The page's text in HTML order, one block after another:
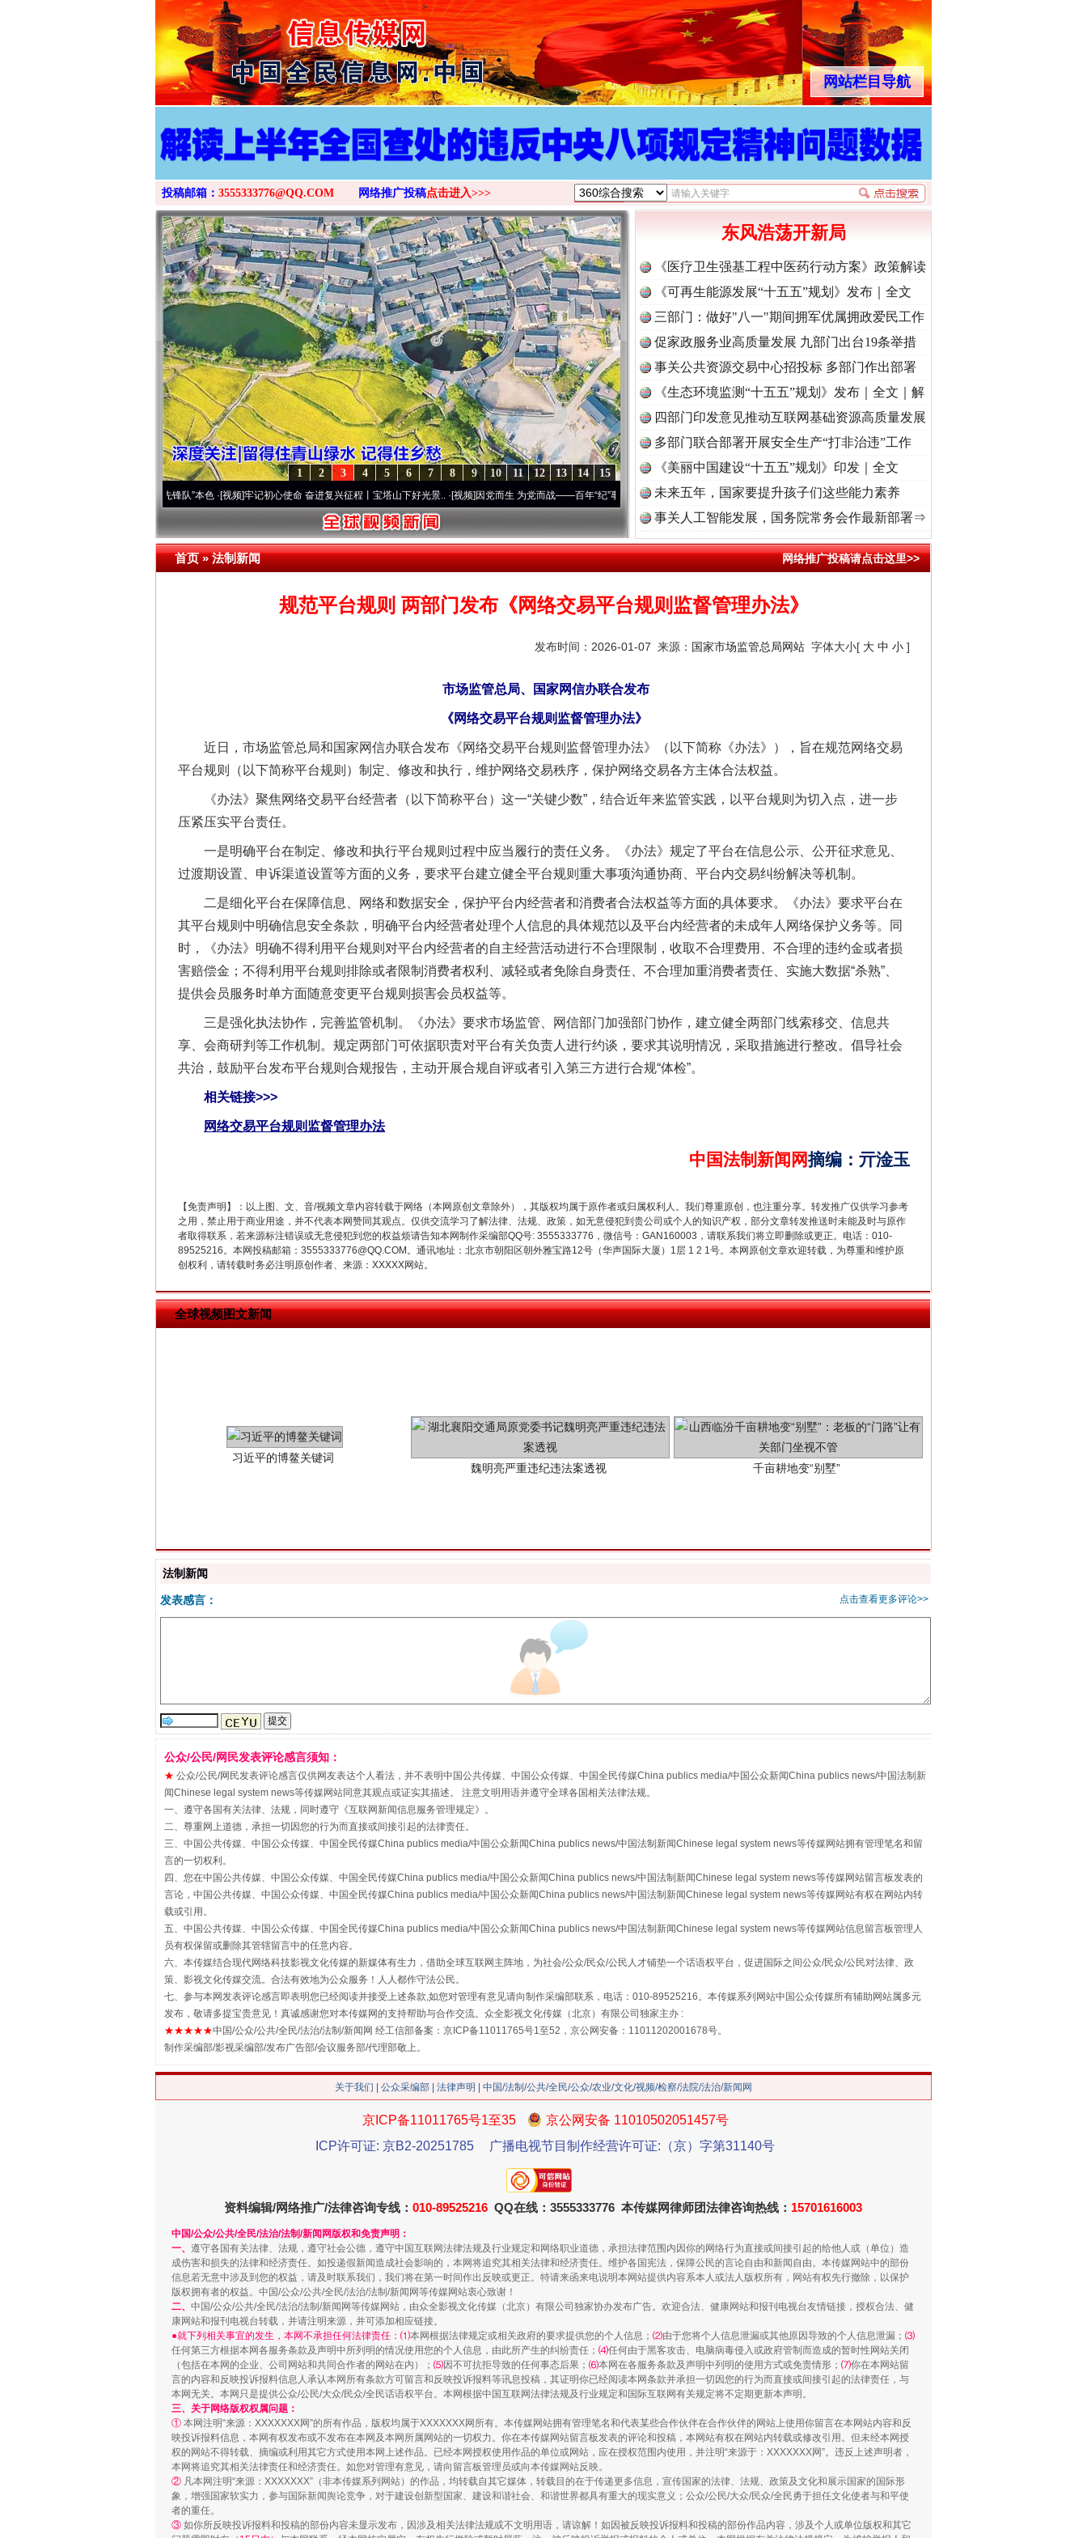
>
网站栏目导航
投稿邮箱： 3555333776@QQ.COM 网络推广投稿点击进入>>>
15
14
13
12
11
10
9
8
7
6
5
4
3
2
1
永葆“两个先锋队”本色·[视频]牢记初心使命 奋进复兴征程丨宝塔山下好光景..·[视频]因党而生 为党而战——百年“纪”事⑧加强纪律.. ·[视频]牢记初心使命 奋进复兴征程丨“转折之城”激荡..·[视频]牢记初心使命 奋进复兴征程丨红船起航处 潮
东风浩荡开新局
《医疗卫生强基工程中医药行动方案》政策解读
《可再生能源发展“十五五”规划》发布｜全文
三部门：做好"八一"期间拥军优属拥政爱民工作
促家政服务业高质量发展 九部门出台19条举措
事关公共资源交易中心招投标 多部门作出部署
《生态环境监测“十五五”规划》发布｜全文｜解
读
四部门印发意见推动互联网基础资源高质量发展
多部门联合部署开展安全生产“打非治违”工作
《美丽中国建设“十五五”规划》印发｜全文
未来五年，国家要提升孩子们这些能力素养
事关人工智能发展，国务院常务会作最新部署⇒
首页»法制新闻 网络推广投稿请点击这里>>
规范平台规则 两部门发布《网络交易平台规则监督管理办法》
发布时间：2026-01-07 来源： 国家市场监管总局网站 字体大小[ 大 中 小 ]
市场监管总局、国家网信办联合发布
《网络交易平台规则监督管理办法》
近日，市场监管总局和国家网信办联合发布《网络交易平台规则监督管理办法》（以下简称《办法》），旨在规范网络交易
平台规则（以下简称平台规则）制定、修改和执行，维护网络交易秩序，保护网络交易各方主体合法权益。
《办法》聚焦网络交易平台经营者（以下简称平台）这一“关键少数”，结合近年来监管实践，以平台规则为切入点，进一步
压紧压实平台责任。
一是明确平台在制定、修改和执行平台规则过程中应当履行的责任义务。《办法》规定了平台在信息公示、公开征求意见、
过渡期设置、申诉渠道设置等方面的义务，要求平台建立健全平台规则重大事项沟通协商、平台内交易纠纷解决等机制。
二是细化平台在保障信息、网络和数据安全，保护平台内经营者和消费者合法权益等方面的具体要求。《办法》要求平台在
其平台规则中明确信息安全条款，明确平台内经营者处理个人信息的具体规范以及平台内经营者的未成年人网络保护义务等。同
时，《办法》明确不得利用平台规则对平台内经营者的自主经营活动进行不合理限制，收取不合理费用、不合理的违约金或者损
害赔偿金；不得利用平台规则排除或者限制消费者权利、减轻或者免除自身责任、不合理加重消费者责任、实施大数据“杀熟”、
提供会员服务时单方面随意变更平台规则损害会员权益等。
三是强化执法协作，完善监管机制。《办法》要求市场监管、网信部门加强部门协作，建立健全两部门线索移交、信息共
享、会商研判等工作机制。规定两部门可依据职责对平台有关负责人进行约谈，要求其说明情况，采取措施进行整改。倡导社会
共治，鼓励平台发布平台规则合规报告，主动开展合规自评或者引入第三方进行合规“体检”。
相关链接>>>
网络交易平台规则监督管理办法
中国法制新闻网摘编 ： 亓淦玉
【免责声明】：以上图、文、音/视频文章内容转载于网络（本网原创文章除外），其版权均属于原作者或归属权利人。我们尊重原创，也注重分享。转发推广仅供学习参考
之用，禁止用于商业用途，并不代表本网赞同其观点。仅供交流学习了解法律、法规、政策，如无意侵犯到贵公司或个人的知识产权，部分文章转发推送时未能及时与原作
者取得联系，若来源标注错误或无意侵犯到您的权益烦请告知本网制作采编部QQ号: 3555333776，微信号：GAN160003，请联系我们将立即删除或更正。电话：010-
89525216。本网投稿邮箱：3555333776@QQ.COM。通讯地址：北京市朝阳区朝外雅宝路12号（华声国际大厦）1层 1 2 1号。本网原创文章欢迎转载，为尊重和维护原
创权利，请转载时务必注明原创作者、来源：XXXXX网站。
全球视频图文新闻
网上购药对药下症？
茶叶“炒上天”
“神药”背后的真相
这是一记警钟！ 谢谢有你温暖了四季 法官巧妙执行解纠纷
新中国诞生的见证
揭批美国五大"原罪"
解纷+调解+退费，一次搞定
珠宝鉴定乱象
站台名比不上好声名
走近一线检察官
“谁都不怕”的他落马了
漫山遍野的桃花与雪山、麦地、白藏房 除了知识还要"留白" 用生命托举生命
法制新闻
点击查看更多评论>>
发表感言：
公众/公民/网民发表评论感言须知：
★ 公众/公民/网民发表评论感言仅供网友表达个人看法，并不表明中国公共传媒、中国公众传媒、中国全民传媒China publics media/中国公众新闻China publics news/中国法制新
闻Chinese legal system news等传媒网站同意其观点或证实其描述。 注意文明用语并遵守全球各国相关法律法规。
一、遵守各国有关法律、法规，同时遵守《互联网新闻信息服务管理规定》。
二、尊重网上道德，承担一切因您的行为而直接或间接引起的法律责任。
三、中国公共传媒、中国公众传媒、中国全民传媒China publics media/中国公众新闻China publics news/中国法制新闻Chinese legal system news等传媒网站拥有管理笔名和留
言的一切权利。
四、您在中国公共传媒、中国公众传媒、中国全民传媒China publics media/中国公众新闻China publics news/中国法制新闻Chinese legal system news等传媒网站留言板发表的
言论，中国公共传媒、中国公众传媒、中国全民传媒China publics media/中国公众新闻China publics news/中国法制新闻Chinese legal system news等传媒网站有权在网站内转
载或引用。
五、中国公共传媒、中国公众传媒、中国全民传媒China publics media/中国公众新闻China publics news/中国法制新闻Chinese legal system news等传媒网站信息留言板管理人
员有权保留或删除其管辖留言中的任意内容。
六、本传媒结合现代网络科技影视文化传媒的新媒体有生力，借助全球互联网主阵地，为社会/公众/民众/公民人才铺垫一个话语权平台，促进国际之间公众/民众/公民对法律、政
策、影视文化传媒交流。合法有效地为公众服务！人人都作守法公民。
七、参与本网发表评论感言即表明您已经阅读并接受上述条款,如您对管理有意见请向制作采编部联系，电话：010-89525216。本传媒系列网站中国公众传媒所有辅助网站属多元
发布，敬请多提宝贵意见！真诚感谢您对本传媒网的支持帮助与合作交流。众全影视文化传媒（北京）有限公司独家主办 :
★★★★★中国/公众/公共/全民/法治/法制/新闻网 经工信部备案：京ICP备11011765号1至52，京公网安备：11011202001678号。
制作采编部/影视采编部/发布广告部/会议服务部/代理部敬上。
关于我们 公众采编部 法律声明 | 中国/法制/公共/全民/公众/农业/文化/视频/检察/法院/法治/新闻网
京ICP备11011765号1至35
京公网安备 11010502051457号
ICP许可证: 京B2-20251785
广播电视节目制作经营许可证:（京）字第31140号
资料编辑/网络推广/法律咨询专线： 010-89525216 QQ在线：3555333776 本传媒网律师团法律咨询热线： 15701616003
中国/公众/公共/全民/法治/法制/新闻网版权和免责声明：
一、 遵守各国有关法律、法规，遵守社会公德，遵守中国互联网法律法规及行业规定和网络职业道德，承担法律范围内因你的网络行为直接或间接引起的给他人或（单位）造
成伤害和损失的法律和经济责任。如投递假新闻造成社会影响的，本网将追究其相关法律和经济责任。维护各国宪法，保障公民的言论自由和新闻自由。本传媒网站中的部份
信息若无意中涉及到您的权益，请及时联系我们，我们将在第一时间作出反映或更正。特请来函来电说明本网站提供内容系本人或法人版权所有，网站有权先行撤除，以保护
版权拥有者的权益。中国/公众/公共/全民/法治/法制/新闻网等传媒网站衷心致谢！
二、 中国/公众/公共/全民/法治/法制/新闻网等传媒网站，由众全影视文化传媒（北京）有限公司独家协办发布广告。欢迎合法、健康网站和报刊电视台友情链接，授权合法、健
康网站和报刊电视台转载，并请注明来源，并可添加相应链接。
●就下列相关事宜的发生，本网不承担任何法律责任：⑴本网根据法律规定或相关政府的要求提供您的个人信息； ⑵由于您将个人信息泄漏或其他原因导致的个人信息泄漏； ⑶
任何第三方根据本网各服务条款及声明中所列明的情况使用您的个人信息，由此所产生的纠纷责任； ⑷任何由于黑客攻击、电脑病毒侵入或政府管制而造成的暂时性网站关闭
（包括在本网的企业、公司网站和共同合作者的网站在内）； ⑸因不可抗拒导致的任何事态后果； ⑹本网在各服务条款及声明中列明的使用方式或免责情形； ⑺你在本网站留
言的内容和反映投诉报料信息人承认本网所有条款方可留言和反映投诉报料等讯息投稿，其证明你已经阅读本网条款并承担一切因您的行为而直接或间接引起的法律责任，与
本网无关。本网只是提供公众/公民/大众/民众/全民话语权平台。本网根据中国互联网法律法规及行业规定和国际互联网有关规定将不定期更新本声明。
三、关于网络版权权属问题：
① 本网注明“来源：XXXXXXX网”的所有作品，版权均属于XXXXXXX网所有。本传媒网站拥有管理笔名和代表某些合作伙伴在合作伙伴的网站上使用你留言在本网站内容和反
映投诉报料信息，本网有权发布或不发布在本网及本网所属网站的一切权力。你在本传媒网站留言板发表的评论和投稿，本网站有权在网站内转载或修改引用。但未经本网授
权的网站不得转载、摘编或利用其它方式使用本网上述作品。已经本网授权使用作品的单位或网站，应在授权范围内使用，并注明“来源于：XXXXXXX网”。违反上述声明者，
本网将追究其相关法律责任和经济责任。如您对管理有意见，请向留言板管理员或向本传媒网站反映。
② 凡本网注明“来源：XXXXXXX”（非本传媒系列网站）的作品，均转载自其它媒体，转载目的在于传递更多信息，宣传国家的法律、法规、政策及文化和展示国家的国际形
象，增强国家软实力，参与国际新闻舆论竞争，对于建设创新型国家、建设和谐社会、和谐世界都具有重大的现实意义；公众/公民/大众/民众/全民勇于担任文化使者与和平使
者的重任。
③ 如你所反映投诉报料和投稿的部份内容未显示发布，因涉及相关法律法规或不文明用语，请谅解！如因被反映投诉报料和投稿的部份作品内容，涉及个人或单位版权和其它